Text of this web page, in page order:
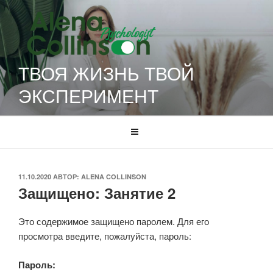
Перейти
к
содержимому
ТВОЯ ЖИЗНЬ ТВОЙ
ЭКСПЕРИМЕНТ
ОПУБЛИКОВАНО
11.10.2020 АВТОР: ALENA COLLINSON
Защищено: Занятие 2
Это содержимое защищено паролем. Для его
просмотра введите, пожалуйста, пароль:
Пароль: